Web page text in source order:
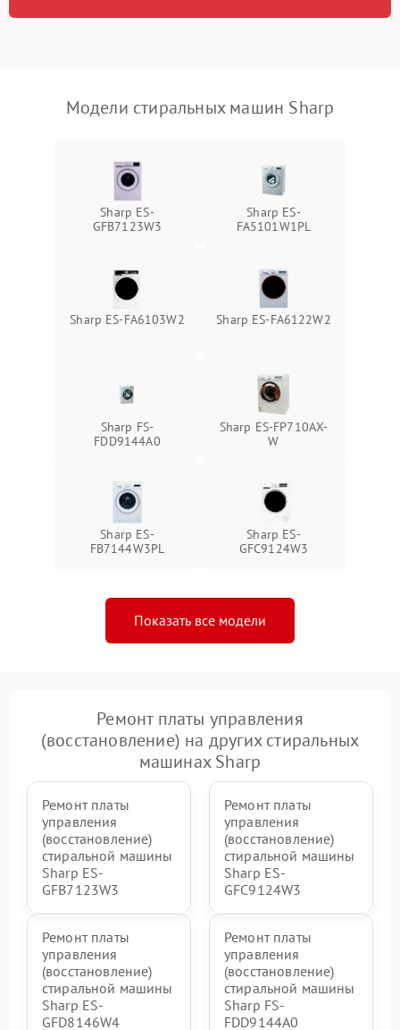
Модели стиральных машин Sharp
Sharp ES-
GFB7123W3
Sharp ES-
FA5101W1PL
Sharp ES-FA6103W2 Sharp ES-FA6122W2
Sharp FS-
FDD9144A0
Sharp ES-FP710AX-
W
Sharp ES-
FB7144W3PL
Sharp ES-
GFC9124W3
Показать все модели
Ремонт платы управления
(восстановление) на других стиральных
машинах Sharp
Ремонт платы
управления
(восстановление)
стиральной машины
Sharp ES-
GFB7123W3
Ремонт платы
управления
(восстановление)
стиральной машины
Sharp ES-
GFC9124W3
Ремонт платы
управления
(восстановление)
стиральной машины
Sharp ES-
GFD8146W4
Ремонт платы
управления
(восстановление)
стиральной машины
Sharp FS-
FDD9144A0